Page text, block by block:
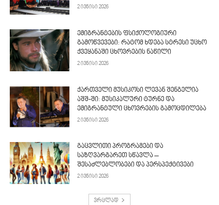
2 ივნისი 2026
ემიგრანტების ფსიქოლოგიური
გამოწვევები: რატომ ხდება სტრესი უცხო
ქვეყანაში ცხოვრების ნაწილი
2 ივნისი 2026
ქართველი მუსიკოსი ლევან შენგელია
აშშ-ში: მუსიკალური ტურნე და
ემიგრანტული ცხოვრების გამოცდილება
2 ივნისი 2026
გაცვლითი პროგრამები და
საზღვარგარეთ სწავლა –
შესაძლებლობები და პერსპექტივები
2 ივნისი 2026
ვრცლად